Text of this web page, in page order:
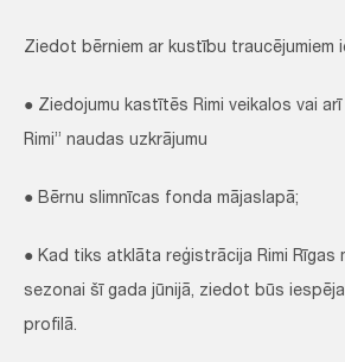
Ziedot bērniem ar kustību traucējumiem
● Ziedojumu kastītēs Rimi veikalos vai
Rimi” naudas uzkrājumu
● Bērnu slimnīcas fonda mājaslapā;
● Kad tiks atklāta reģistrācija Rimi Rīgas
sezonai šī gada jūnijā, ziedot būs
profilā.